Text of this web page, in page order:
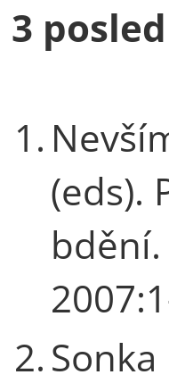
3
1.
(eds).
2.